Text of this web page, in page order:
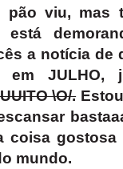
pão viu, mas
a notícia de
JULHO,
\O/.
coisa
mundo.